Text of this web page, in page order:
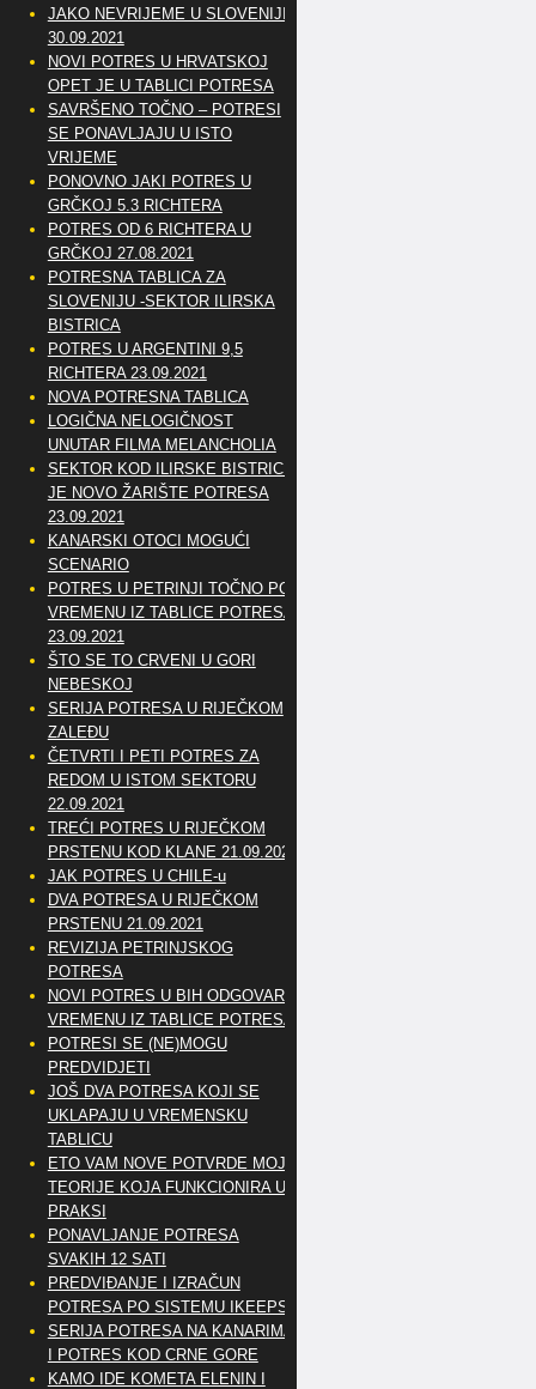
JAKO NEVRIJEME U SLOVENIJI
30.09.2021
NOVI POTRES U HRVATSKOJ
OPET JE U TABLICI POTRESA
SAVRŠENO TOČNO – POTRESI
SE PONAVLJAJU U ISTO
VRIJEME
PONOVNO JAKI POTRES U
GRČKOJ 5.3 RICHTERA
POTRES OD 6 RICHTERA U
GRČKOJ 27.08.2021
POTRESNA TABLICA ZA
SLOVENIJU -SEKTOR ILIRSKA
BISTRICA
POTRES U ARGENTINI 9,5
RICHTERA 23.09.2021
NOVA POTRESNA TABLICA
LOGIČNA NELOGIČNOST
UNUTAR FILMA MELANCHOLIA
SEKTOR KOD ILIRSKE BISTRICE
JE NOVO ŽARIŠTE POTRESA
23.09.2021
KANARSKI OTOCI MOGUĆI
SCENARIO
POTRES U PETRINJI TOČNO PO
VREMENU IZ TABLICE POTRESA
23.09.2021
ŠTO SE TO CRVENI U GORI
NEBESKOJ
SERIJA POTRESA U RIJEČKOM
ZALEĐU
ČETVRTI I PETI POTRES ZA
REDOM U ISTOM SEKTORU
22.09.2021
TREĆI POTRES U RIJEČKOM
PRSTENU KOD KLANE 21.09.2021
JAK POTRES U CHILE-u
DVA POTRESA U RIJEČKOM
PRSTENU 21.09.2021
REVIZIJA PETRINJSKOG
POTRESA
NOVI POTRES U BIH ODGOVARA
VREMENU IZ TABLICE POTRESA
POTRESI SE (NE)MOGU
PREDVIDJETI
JOŠ DVA POTRESA KOJI SE
UKLAPAJU U VREMENSKU
TABLICU
ETO VAM NOVE POTVRDE MOJE
TEORIJE KOJA FUNKCIONIRA U
PRAKSI
PONAVLJANJE POTRESA
SVAKIH 12 SATI
PREDVIĐANJE I IZRAČUN
POTRESA PO SISTEMU IKEEPS
SERIJA POTRESA NA KANARIMA
I POTRES KOD CRNE GORE
KAMO IDE KOMETA ELENIN I